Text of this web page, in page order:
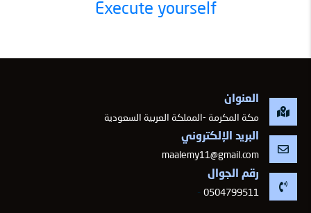
Execute yourself
العنوان
مكة المكرمة -المملكة العربية السعودية
البريد الإلكتروني
maalemy11@gmail.com
رقم الجوال
0504799511
-